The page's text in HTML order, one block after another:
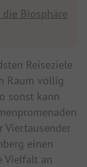
Biosphäre
Reiseziele
Raum völlig
sonst kann
Viertausender
einen
Vielfalt an